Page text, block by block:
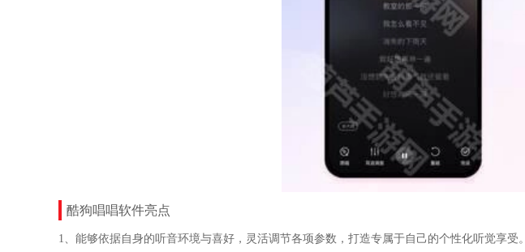
酷狗唱唱软件亮点
1、能够依据自身的听音环境与喜好，灵活调节各项参数，打造专属于自己的个性化听觉享受。